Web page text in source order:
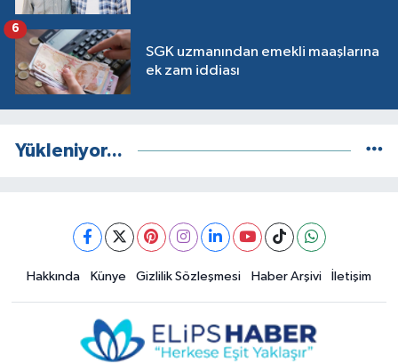
SGK uzmanından emekli maaşlarına
ek zam iddiası
6
Yükleniyor...
Hakkında Künye Gizlilik Sözleşmesi Haber Arşivi İletişim